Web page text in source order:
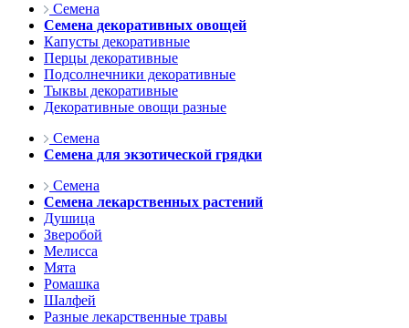
Семена
Семена декоративных овощей
Капусты декоративные
Перцы декоративные
Подсолнечники декоративные
Тыквы декоративные
Декоративные овощи разные
Семена
Семена для экзотической грядки
Семена
Семена лекарственных растений
Душица
Зверобой
Мелисса
Мята
Ромашка
Шалфей
Разные лекарственные травы